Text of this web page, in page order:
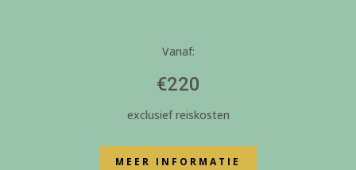
Vanaf:
€220
exclusief reiskosten
MEER INFORMATIE